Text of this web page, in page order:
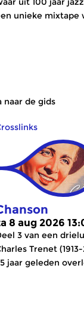
unieke mixtape
naar de gids
8 aug 2026
3 van een
Trenet
jaar geleden